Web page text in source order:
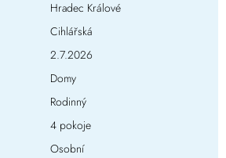
Hradec Králové
Cihlářská
2.7.2026
Domy
Rodinný
4 pokoje
Osobní